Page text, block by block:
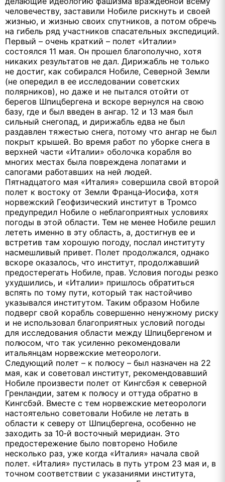
человечеству, заставили Нобиле рискнуть и своей
жизнью, и жизнью своих спутников, а потом обречь
на гибель ряд участников спасательных экспедиций.
Первый – очень краткий – полет «Италии»
состоялся 11 мая. Он прошел благополучно, хотя
никаких результатов не дал. Дирижабль не только
не достиг, как собирался Нобиле, Северной Земли
(не опередил в ее исследовании советских
полярников), но даже и не пытался отойти от
берегов Шпицбергена и вскоре вернулся на свою
базу, где и был введен в ангар. 12 и 13 мая был
сильный снегопад, и дирижабль едва не был
раздавлен тяжестью снега, потому что ангар не был
покрыт крышей. Во время работ по уборке снега в
верхней части «Италии» оболочка корабля во
многих местах была повреждена лопатами и
сапогами работавших на ней людей.
Пятнадцатого мая «Италия» совершила свой второй
полет к востоку от Земли Франца‑Иосифа, хотя
норвежский Геофизический институт в Тромсо
предупредил Нобиле о неблагоприятных условиях
погоды в этой области. Тем не менее Нобиле решил
лететь именно в эту область, а, достигнув ее и
встретив там хорошую погоду, послал институту
насмешливый привет. Полет продолжался, однако
вскоре оказалось, что институт, продолжавший
предостерегать Нобиле, прав. Условия погоды резко
ухудшились, и «Италии» пришлось обратиться
вспять по тому пути, который так настойчиво
указывался институтом. Таким образом Нобиле
подверг свой корабль совершенно ненужному риску
и не использовал благоприятных условий погоды
для исследования области между Шпицбергеном и
полюсом, что так усиленно рекомендовали
итальянцам норвежские метеорологи.
Следующий полет – к полюсу – был назначен на 22
мая, как и советовал институт, рекомендовавший
Нобиле произвести полет от Кингсбэя к северной
Гренландии, затем к полюсу и оттуда обратно в
Кингсбэй. Вместе с тем норвежские метеорологи
настоятельно советовали Нобиле не летать в
области к северу от Шпицбергена, особенно не
заходить за 10‑й восточный меридиан. Это
предостережение было повторено Нобиле
несколько раз, уже когда «Италия» начала свой
полет. «Италия» пустилась в путь утром 23 мая и, в
точном соответствии с указаниями института,